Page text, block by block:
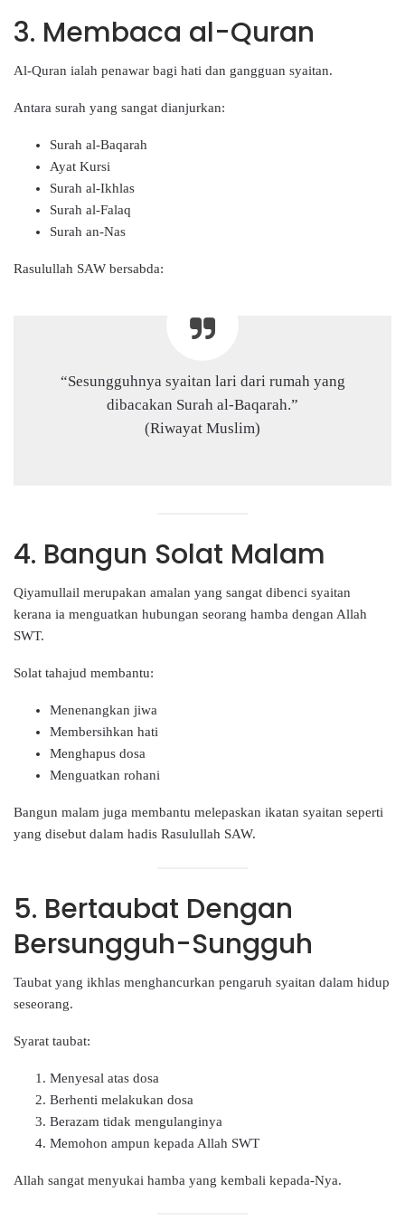
3. Membaca al-Quran
Al-Quran ialah penawar bagi hati dan gangguan syaitan.
Antara surah yang sangat dianjurkan:
Surah al-Baqarah
Ayat Kursi
Surah al-Ikhlas
Surah al-Falaq
Surah an-Nas
Rasulullah SAW bersabda:
“Sesungguhnya syaitan lari dari rumah yang
dibacakan Surah al-Baqarah.”
(Riwayat Muslim)
4. Bangun Solat Malam
Qiyamullail merupakan amalan yang sangat dibenci syaitan
kerana ia menguatkan hubungan seorang hamba dengan Allah
SWT.
Solat tahajud membantu:
Menenangkan jiwa
Membersihkan hati
Menghapus dosa
Menguatkan rohani
Bangun malam juga membantu melepaskan ikatan syaitan seperti
yang disebut dalam hadis Rasulullah SAW.
5. Bertaubat Dengan
Bersungguh-Sungguh
Taubat yang ikhlas menghancurkan pengaruh syaitan dalam hidup
seseorang.
Syarat taubat:
Menyesal atas dosa
Berhenti melakukan dosa
Berazam tidak mengulanginya
Memohon ampun kepada Allah SWT
Allah sangat menyukai hamba yang kembali kepada-Nya.